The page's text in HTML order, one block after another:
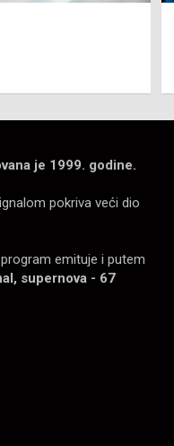
avgust
je 1999. godine.
pokriva veći dio
emituje i putem
supernova - 67